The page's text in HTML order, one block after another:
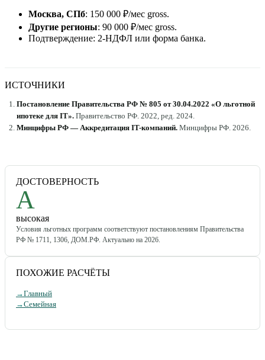
Москва, СПб: 150 000 ₽/мес gross.
Другие регионы: 90 000 ₽/мес gross.
Подтверждение: 2-НДФЛ или форма банка.
ИСТОЧНИКИ
Постановление Правительства РФ № 805 от 30.04.2022 «О льготной
ипотеке для IT». Правительство РФ 2022, ред. 2024
Минцифры РФ — Аккредитация IT-компаний. Минцифры РФ 2026
ДОСТОВЕРНОСТЬ
A
высокая
Условия льготных программ соответствуют постановлениям Правительства
РФ № 1711, 1306, ДОМ.РФ. Актуально на 2026.
ПОХОЖИЕ РАСЧЁТЫ
→Главный
→Семейная